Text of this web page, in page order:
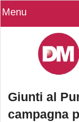
Menu
Giunti al
campagna